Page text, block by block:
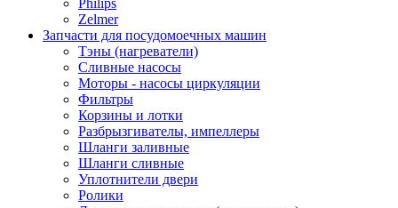
Zelmer
Запчасти для посудомоечных машин
Тэны (нагреватели)
Сливные насосы
Моторы - насосы циркуляции
Фильтры
Корзины и лотки
Разбрызгивателы, импеллеры
Шланги заливные
Шланги сливные
Уплотнители двери
Ролики